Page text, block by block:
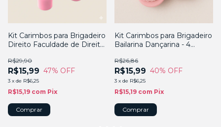
Kit Carimbos para Brigadeiro
Direito Faculdade de Direito
R$15,99
R$29,90
47% OFF
3 x de R$6,25
R$15,19 com Pix
Kit Carimbos para Brigadeiro
Bailarina Dançarina - 4
R$15,99
R$26,86
40% OFF
3 x de R$6,25
R$15,19 com Pix